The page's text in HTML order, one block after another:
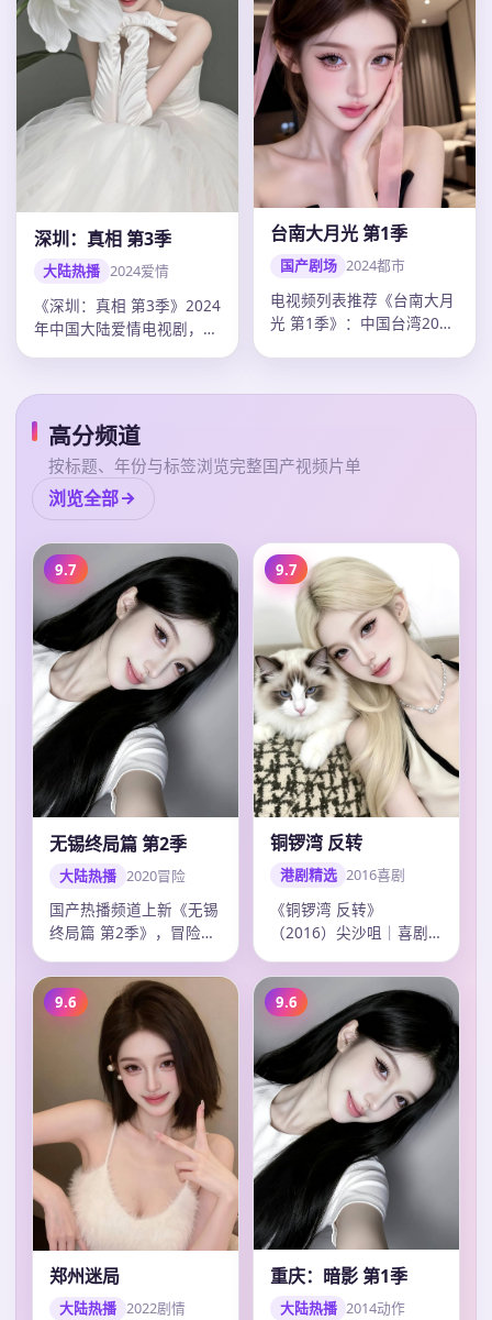
深圳：真相 第3季
大陆热播 2024爱情
《深圳：真相 第3季》2024
年中国大陆爱情电视剧，单
台南大月光 第1季
国产剧场 2024都市
电视频列表推荐《台南大月
光 第1季》：中国台湾2024
高分频道
按标题、年份与标签浏览完整国产视频片单
浏览全部
9.7
无锡终局篇 第2季
大陆热播 2020冒险
国产热播频道上新《无锡
终局篇 第2季》，冒险剧
度精准，20…
9.7
铜锣湾 反转
港剧精选 2016喜剧
《铜锣湾 反转》
（2016）尖沙咀｜喜剧
华，主演郭富城、刘德…
9.6
郑州迷局
大陆热播 2022剧情
9.6
重庆：暗影 第1季
大陆热播 2014动作